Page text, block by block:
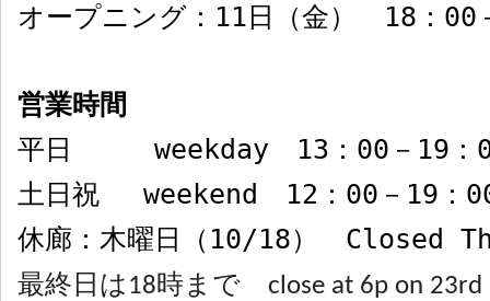
オープニング： 11 日（金） 18 ： 00
営業時間
平日 weekday 13 ： 00 － 19 ：
土日祝 weekend 12 ： 00 － 19 ：
休廊：木曜日（ 10/18） Closed
最終日は18時まで close at 6p on 23rd